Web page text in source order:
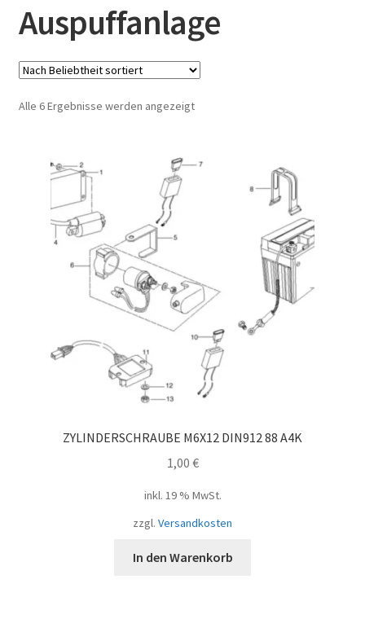
Auspuffanlage
Alle 6 Ergebnisse werden angezeigtNach
ZYLINDERSCHRAUBE M6X12 DIN912 88 A4K
1,00 €
inkl. 19 % MwSt.
zzgl. Versandkosten
In den Warenkorb